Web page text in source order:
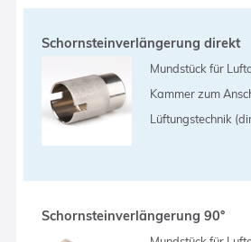
Schornsteinverlängerung direkt
Mundstück für
Kammer zum
Lüftungstechnik
Schornsteinverlängerung 90°